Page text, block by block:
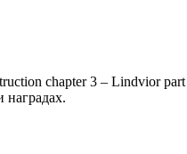
chapter 3 – Lindvior
наградах.